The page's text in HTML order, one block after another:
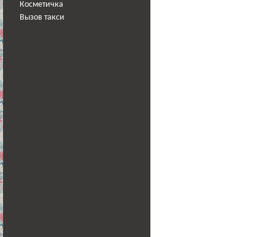
Косметичка
Вызов такси